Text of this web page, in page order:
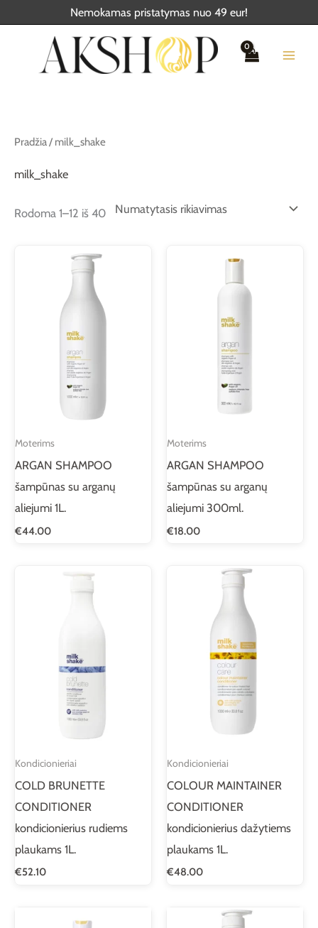
Nemokamas pristatymas nuo 49 eur!
Pradžia/ milk_shake
milk_shake
Rodoma 1–12 iš 40
Moterims
ARGAN SHAMPOO
šampūnas su arganų
aliejumi 1L.
€44.00
Moterims
ARGAN SHAMPOO
šampūnas su arganų
aliejumi 300ml.
€18.00
Kondicionieriai
COLD BRUNETTE
CONDITIONER
kondicionierius rudiems
plaukams 1L.
€52.10
Kondicionieriai
COLOUR MAINTAINER
CONDITIONER
kondicionierius dažytiems
plaukams 1L.
€48.00